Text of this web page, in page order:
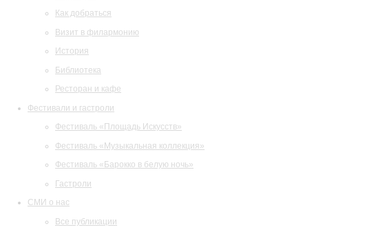
Как добраться
Визит в филармонию
История
Библиотека
Ресторан и кафе
Фестивали и гастроли
Фестиваль «Площадь Искусств»
Фестиваль «Музыкальная коллекция»
Фестиваль «Барокко в белую ночь»
Гастроли
СМИ о нас
Все публикации